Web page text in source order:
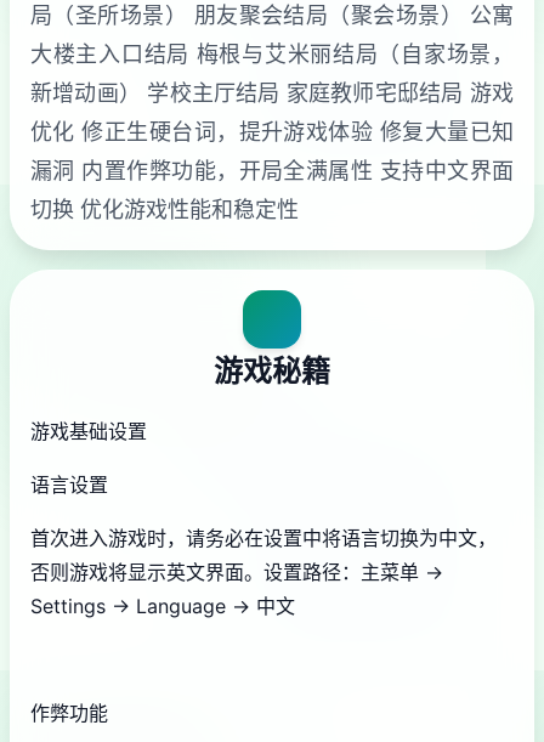
局（圣所场景） 朋友聚会结局（聚会场景） 公寓
大楼主入口结局 梅根与艾米丽结局（自家场景，
新增动画） 学校主厅结局 家庭教师宅邸结局 游戏
优化 修正生硬台词，提升游戏体验 修复大量已知
漏洞 内置作弊功能，开局全满属性 支持中文界面
切换 优化游戏性能和稳定性
游戏秘籍
游戏基础设置
语言设置
首次进入游戏时，请务必在设置中将语言切换为中文，
否则游戏将显示英文界面。设置路径：主菜单 →
Settings → Language → 中文
作弊功能